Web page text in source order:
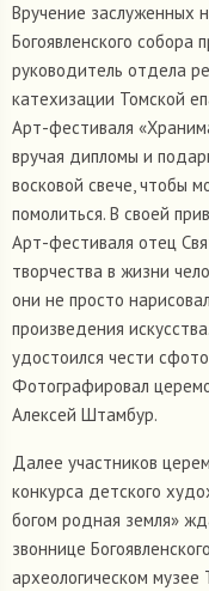
Вручение заслуженных
Богоявленского собора
руководитель отдела
катехизации Томской
Арт-фестиваля
вручая дипломы и
восковой свече, чтобы
помолиться. В своей
Арт-фестиваля отец
творчества в жизни
они не просто
произведения
удостоился чести
Фотографировал
Алексей Штамбур.
Далее участников
конкурса детского
богом родная земля»
звоннице
археологическом